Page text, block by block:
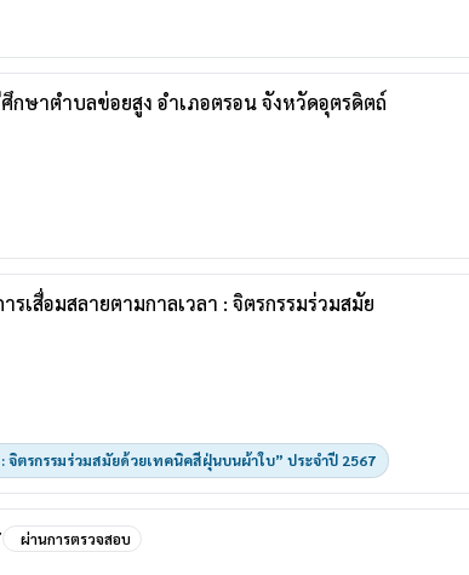
ษาตำบลข่อยสูง อำเภอตรอน จังหวัดอุตรดิตถ์
เสื่อมสลายตามกาลเวลา : จิตรกรรมร่วมสมัย
จิตรกรรมร่วมสมัยด้วยเทคนิคสีฝุ่นบนผ้าใบ” ประจำปี 2567
ผ่านการตรวจสอบ